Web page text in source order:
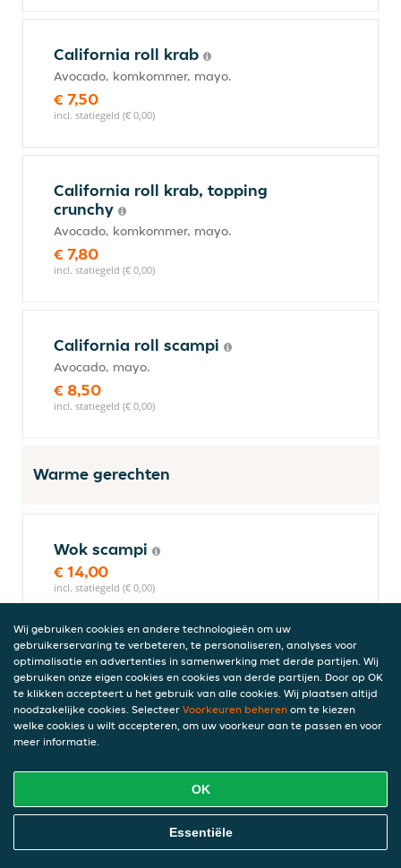
California roll krab
Avocado, komkommer, mayo.
€ 7,50
incl. statiegeld (€ 0,00)
California roll krab, topping
crunchy
Avocado, komkommer, mayo.
€ 7,80
incl. statiegeld (€ 0,00)
California roll scampi
Avocado, mayo.
€ 8,50
incl. statiegeld (€ 0,00)
Warme gerechten
Wok scampi
€ 14,00
incl. statiegeld (€ 0,00)
Momo (10 stuks)
€ 10,00
incl. statiegeld (€ 0,00)
Wok kip
incl. statiegeld (€ 0,00)
Online Eten Bestellen
Wij gebruiken cookies en andere technologieën om uw
gebruikerservaring te verbeteren, te personaliseren, analyses voor
optimalisatie en advertenties in samenwerking met derde partijen. Wij
gebruiken onze eigen cookies en cookies van derde partijen. Door op OK
te klikken accepteert u het gebruik van alle cookies. Wij plaatsen altijd
noodzakelijke cookies. Selecteer Voorkeuren beheren om te kiezen
welke cookies u wilt accepteren, om uw voorkeur aan te passen en voor
meer informatie.
OK
Essentiële